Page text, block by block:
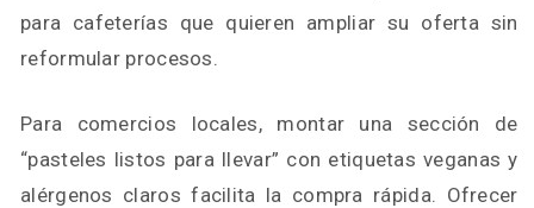
para cafeterías que quieren ampliar su oferta sin
reformular procesos.
Para comercios locales, montar una sección de
“pasteles listos para llevar” con etiquetas veganas y
alérgenos claros facilita la compra rápida. Ofrecer